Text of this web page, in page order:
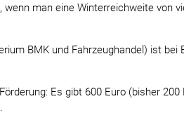
man eine Winterreichweite von
BMK und Fahrzeughandel) ist bei
Es gibt 600 Euro (bisher 200